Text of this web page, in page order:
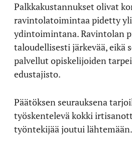
Palkkakustannukset olivat
ravintolatoimintaa pidetty
ydintoimintana. Ravintolan
taloudellisesti järkevää, eikä
palvellut opiskelijoiden
edustajisto.
Päätöksen seurauksena
työskentelevä kokki
työntekijää joutui lähtemään.